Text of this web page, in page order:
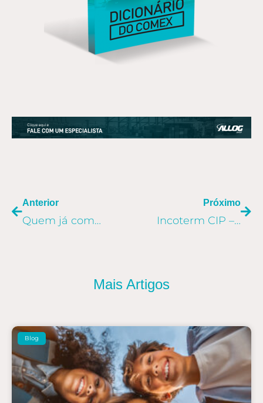
Anterior
Quem já completou o álbum de figurinhas da Copa?
Próximo
Incoterm CIP – Entenda as responsabilidades
Mais Artigos
Blog